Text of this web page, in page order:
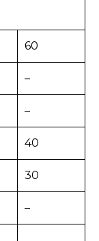
60
–
–
40
30
–